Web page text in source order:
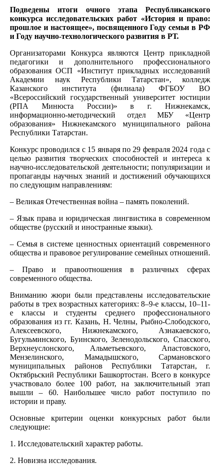
Подведены итоги очного этапа Республиканского
конкурса исследовательских работ «История и право:
прошлое и настоящее», посвященного Году семьи в РФ
и Году научно-технологического развития в РТ.
Организаторами Конкурса являются Центр прикладной
педагогики и дополнительного профессионального
образования ОСП «Институт прикладных исследований
Академии наук Республики Татарстан», колледж
Казанского института (филиала) ФГБОУ ВО
«Всероссийский государственный университет юстиции
(РПА Минюста России)» в г. Нижнекамск,
информационно-методический отдел МБУ «Центр
образования» Нижнекамского муниципального района
Республики Татарстан.
Конкурс проводился с 15 января по 29 февраля 2024 года с
целью развития творческих способностей и интереса к
научно-исследовательской деятельности; популяризации и
пропаганды научных знаний и достижений обучающихся
по следующим направлениям:
– Великая Отечественная война – память поколений.
– Язык права и юридическая лингвистика в современном
обществе (русский и иностранные языки).
– Семья в системе ценностных ориентаций современного
общества и правовое регулирование семейных отношений.
– Право и правоотношения в различных сферах
современного общества.
Вниманию жюри были представлены исследовательские
работы в трех возрастных категориях: 8–9-е классы, 10–11-
е классы и студенты среднего профессионального
образования из гг. Казань, Н. Челны, Рыбно-Слободского,
Алексеевского, Нижнекамского, Азнакаевского,
Бугульминского, Буинского, Зеленодольского, Спасского,
Верхнеуслонского, Альметьевского, Апастовского,
Мензелинского, Мамадышского, Сармановского
муниципальных районов Республики Татарстан, г.
Октябрьский Республики Башкортостан. Всего в конкурсе
участвовало более 100 работ, на заключительный этап
вышли – 60. Наибольшее число работ поступило по
истории и праву.
Основные критерии оценки конкурсных работ были
следующие:
1. Исследовательский характер работы.
2. Новизна исследования.